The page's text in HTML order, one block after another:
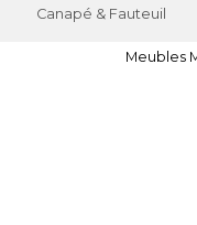
Canapé & Fauteuil
Meubles